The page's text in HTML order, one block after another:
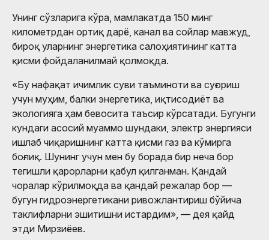
Унинг сўзларига кўра, мамлакатда 150 минг
километрдан ортиқ дарё, канал ва сойлар мавжуд,
бироқ уларнинг энергетика салоҳиятининг катта
қисми фойдаланилмай қолмоқда.
«Бу нафақат ичимлик суви таъминоти ва суғориш
учун муҳим, балки энергетика, иқтисодиёт ва
экологияга ҳам бевосита таъсир кўрсатади. Бугунги
кундаги асосий муаммо шундаки, электр энергияси
ишлаб чиқаришнинг катта қисми газ ва кўмирга
боғлиқ. Шунинг учун мен бу борада бир неча бор
тегишли қарорларни қабул қилганман. Қандай
чоралар кўрилмоқда ва қандай режалар бор —
бугун гидроэнергетикани ривожлантириш бўйича
таклифларни эшитишни истардим», — дея қайд
этди Мирзиёев.